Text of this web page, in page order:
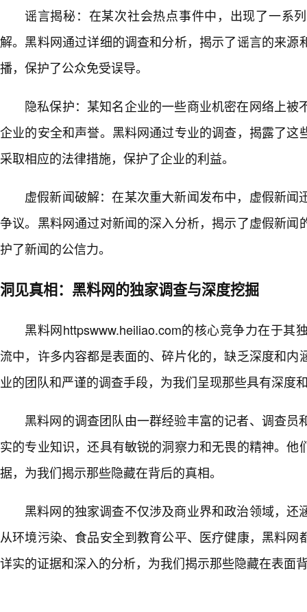
谣言揭秘：在某次社会热点事件中，出现了一系
解。黑料网通过详细的调查和分析，揭示了谣言的来源
播，保护了公众免受误导。
隐私保护：某知名企业的一些商业机密在网络上被
企业的安全和声誉。黑料网通过专业的调查，揭露了这
采取相应的法律措施，保护了企业的利益。
虚假新闻破解：在某次重大新闻发布中，虚假新闻
争议。黑料网通过对新闻的深入分析，揭示了虚假新闻
护了新闻的公信力。
洞见真相：黑料网的独家调查与深度挖掘
黑料网httpswww.heiliao.com的核心竞争力在于其
流中，许多内容都是表面的、碎片化的，缺乏深度和内
业的团队和严谨的调查手段，为我们呈现那些具有深度
黑料网的调查团队由一群经验丰富的记者、调查员
实的专业知识，还具有敏锐的洞察力和无畏的精神。他
据，为我们揭示那些隐藏在背后的真相。
黑料网的独家调查不仅涉及商业界和政治领域，还
从环境污染、食品安全到教育公平、医疗健康，黑料网
详实的证据和深入的分析，为我们揭示那些隐藏在表面